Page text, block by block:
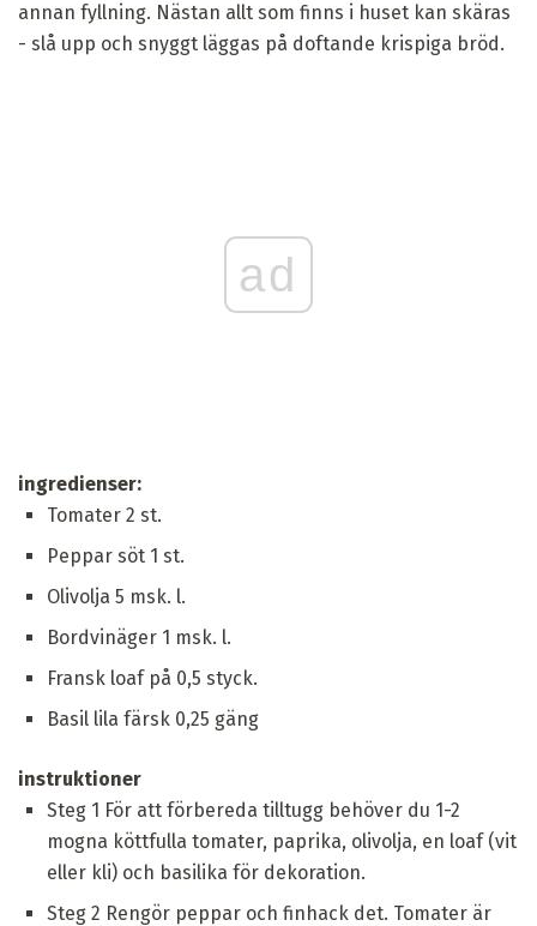
annan fyllning. Nästan allt som finns i huset kan skäras
- slå upp och snyggt läggas på doftande krispiga bröd.
ad
ingredienser:
Tomater 2 st.
Peppar söt 1 st.
Olivolja 5 msk. l.
Bordvinäger 1 msk. l.
Fransk loaf på 0,5 styck.
Basil lila färsk 0,25 gäng
instruktioner
Steg 1 För att förbereda tilltugg behöver du 1-2
mogna köttfulla tomater, paprika, olivolja, en loaf (vit
eller kli) och basilika för dekoration.
Steg 2 Rengör peppar och finhack det. Tomater är